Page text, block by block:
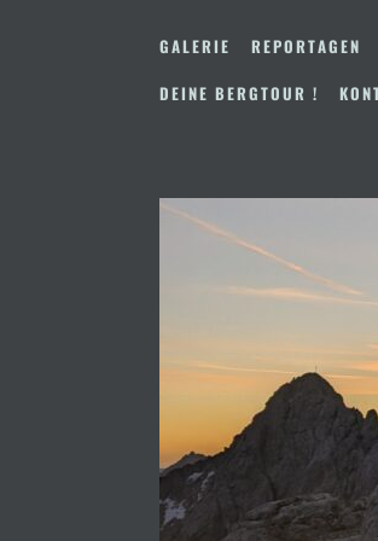
Inhalt
GALERIE REPORTAGEN
DEINE BERGTOUR !